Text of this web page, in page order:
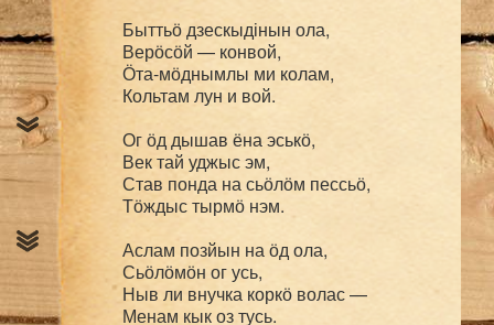
Быттьӧ дзескыдінын ола,
Верӧсӧй — конвой,
Ӧта-мӧднымлы ми колам,
Кольтам лун и вой.
Ог ӧд дышав ёна эськӧ,
Век тай уджыс эм,
Став понда на сьӧлӧм пессьӧ,
Тӧждыс тырмӧ нэм.
Аслам позйын на ӧд ола,
Сьӧлӧмӧн ог усь,
Ныв ли внучка коркӧ волас —
Менам кык оз тусь.